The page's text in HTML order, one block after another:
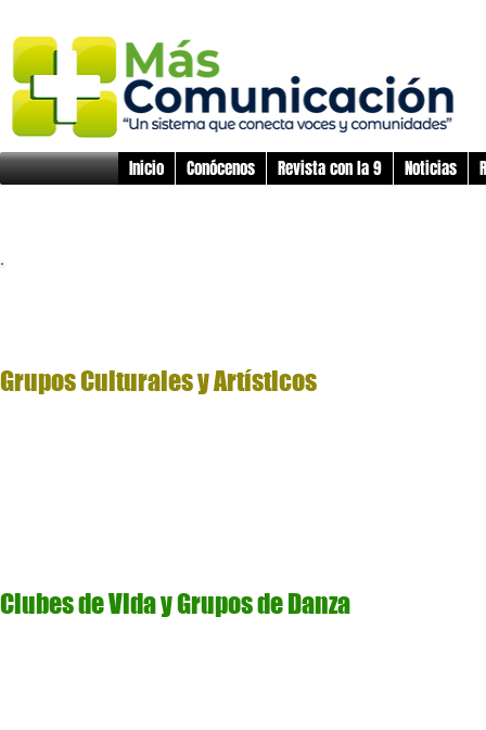
Inicio Conócenos Revista con la 9 Noticias
Grupos Culturales y Artísticos
Clubes de Vida y Grupos de Danza